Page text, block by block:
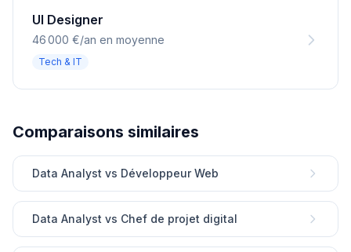
UI Designer
46 000 €/an en moyenne
Tech & IT
Comparaisons similaires
Data Analyst vs Développeur Web
Data Analyst vs Chef de projet digital